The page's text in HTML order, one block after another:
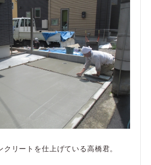
リートを仕上げている高橋君。